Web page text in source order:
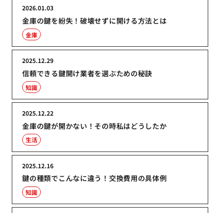
金庫の鍵を紛失！破壊せずに開ける方法とは
2026.01.03
金庫
信頼できる鍵開け業者を選ぶための秘訣
2025.12.29
知識
金庫の鍵が開かない！その時私はどうしたか
2025.12.22
生活
鍵の種類でこんなに違う！交換費用の具体例
2025.12.16
知識